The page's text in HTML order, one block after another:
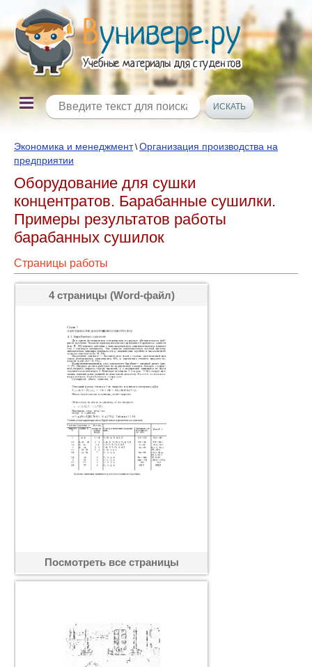
Экономика и менеджмент\Организация производства на
предприятии
Оборудование для сушки
концентратов. Барабанные сушилки.
Примеры результатов работы
барабанных сушилок
Страницы работы
4 страницы (Word-файл)
Посмотреть все страницы